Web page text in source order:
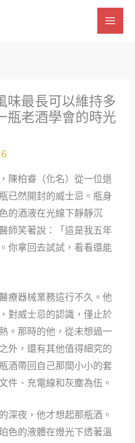
味最長可以維持多
老酒學會的時光
陳柏睿（化名）從一位退
已然開封的威士忌。瓶身
的酒液在光線下靜靜沉
師笑著說：「這是我五年
你拿回去試試，看看還能
療器械業務這行不久。他
對威士忌的認識，僅止於
。那時的他，從未想過一
外，還有其他值得細究的
酒帶回自己那間小小的套
件、充電線和灰塵為伍。
深夜，他才想起那瓶酒。
色的液體在燈光下透著溫